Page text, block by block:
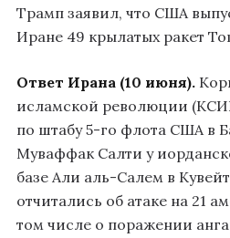
Трамп заявил, что США
Иране 49 крылатых ракет
Ответ Ирана (10 июня).
исламской революции
по штабу 5-го флота США в
Муваффак Салти у
базе Али аль-Салем в
отчитались об атаке на 21
том числе о поражении